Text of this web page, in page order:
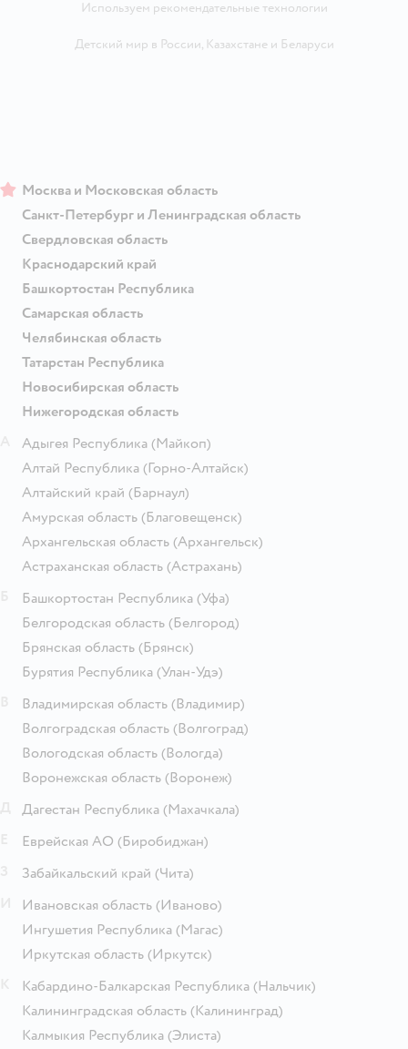
Используем рекомендательные технологии
Детский мир в России, Казахстанеи Беларуси
Москва и Московская область
Санкт-Петербург и Ленинградская область
Свердловская область
Краснодарский край
Башкортостан Республика
Самарская область
Челябинская область
Татарстан Республика
Новосибирская область
Нижегородская область
Адыгея Республика (Майкоп)
Алтай Республика (Горно-Алтайск)
Алтайский край (Барнаул)
Амурская область (Благовещенск)
Архангельская область (Архангельск)
Астраханская область (Астрахань)
Башкортостан Республика (Уфа)
Белгородская область (Белгород)
Брянская область (Брянск)
Бурятия Республика (Улан-Удэ)
Владимирская область (Владимир)
Волгоградская область (Волгоград)
Вологодская область (Вологда)
Воронежская область (Воронеж)
Дагестан Республика (Махачкала)
Еврейская АО (Биробиджан)
Забайкальский край (Чита)
Ивановская область (Иваново)
Ингушетия Республика (Магас)
Иркутская область (Иркутск)
Кабардино-Балкарская Республика (Нальчик)
Калининградская область (Калининград)
Калмыкия Республика (Элиста)